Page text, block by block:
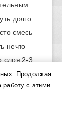
долго
смесь
нечто
слоя 2-3
плюсПродолжая
работу с этими